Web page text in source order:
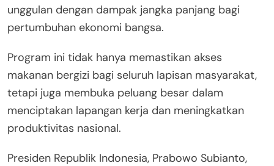
unggulan dengan dampak jangka panjang bagi
pertumbuhan ekonomi bangsa.
Program ini tidak hanya memastikan akses
makanan bergizi bagi seluruh lapisan masyarakat,
tetapi juga membuka peluang besar dalam
menciptakan lapangan kerja dan meningkatkan
produktivitas nasional.
Presiden Republik Indonesia, Prabowo Subianto,